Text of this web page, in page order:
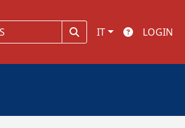
IT LOGIN